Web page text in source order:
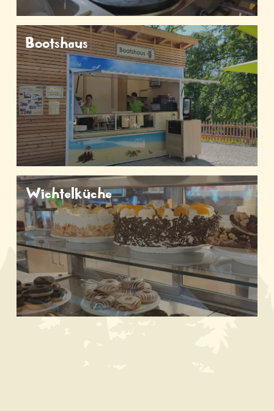
Bootshaus
Wichtelküche